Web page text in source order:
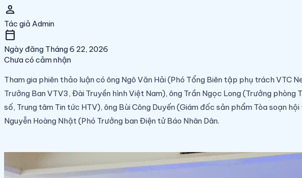
person
Tác giả Admin
calendar_today
Ngày đăng Tháng 6 22, 2026
Chưa có cảm nhận
Tham gia phiên thảo luận có ông Ngô Văn Hải (Phó Tổng Biên tập phụ trách VTC
Trưởng Ban VTV3, Đài Truyền hình Việt Nam), ông Trần Ngọc Long (Trưởng
số, Trung tâm Tin tức HTV), ông Bùi Công Duyến (Giám đốc sản phẩm Tòa soạn
Nguyễn Hoàng Nhật (Phó Trưởng ban Điện tử Báo Nhân Dân.